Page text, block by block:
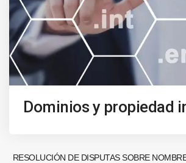
Dominios y propiedad
RESOLUCIÓN DE DISPUTAS SOBRE